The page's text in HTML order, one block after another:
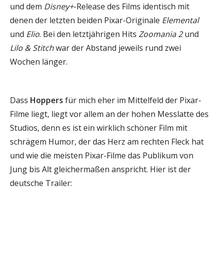
und dem Disney+-Release des Films identisch mit
denen der letzten beiden Pixar-Originale Elemental
und Elio. Bei den letztjährigen Hits Zoomania 2und
Lilo & Stitchwar der Abstand jeweils rund zwei
Wochen länger.
Dass Hoppers für mich eher im Mittelfeld der Pixar-
Filme liegt, liegt vor allem an der hohen Messlatte des
Studios, denn es ist ein wirklich schöner Film mit
schrägem Humor, der das Herz am rechten Fleck hat
und wie die meisten Pixar-Filme das Publikum von
Jung bis Alt gleichermaßen anspricht. Hier ist der
deutsche Trailer: